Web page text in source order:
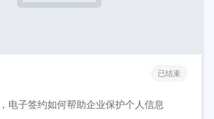
已结束
电子签约如何帮助企业保护个人信息